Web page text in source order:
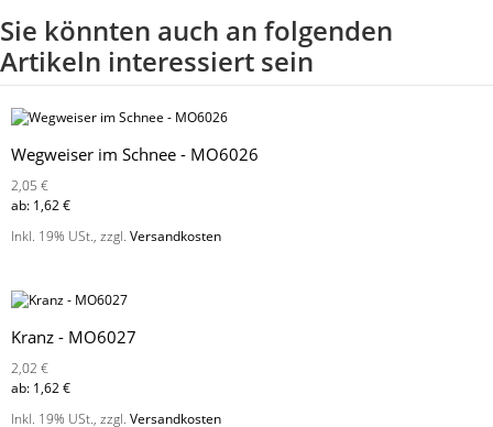
Sie könnten auch an folgenden
Artikeln interessiert sein
Wegweiser im Schnee - MO6026
2,05 €
ab: 1,62 €
Inkl. 19% USt., zzgl. Versandkosten
Kranz - MO6027
2,02 €
ab: 1,62 €
Inkl. 19% USt., zzgl. Versandkosten